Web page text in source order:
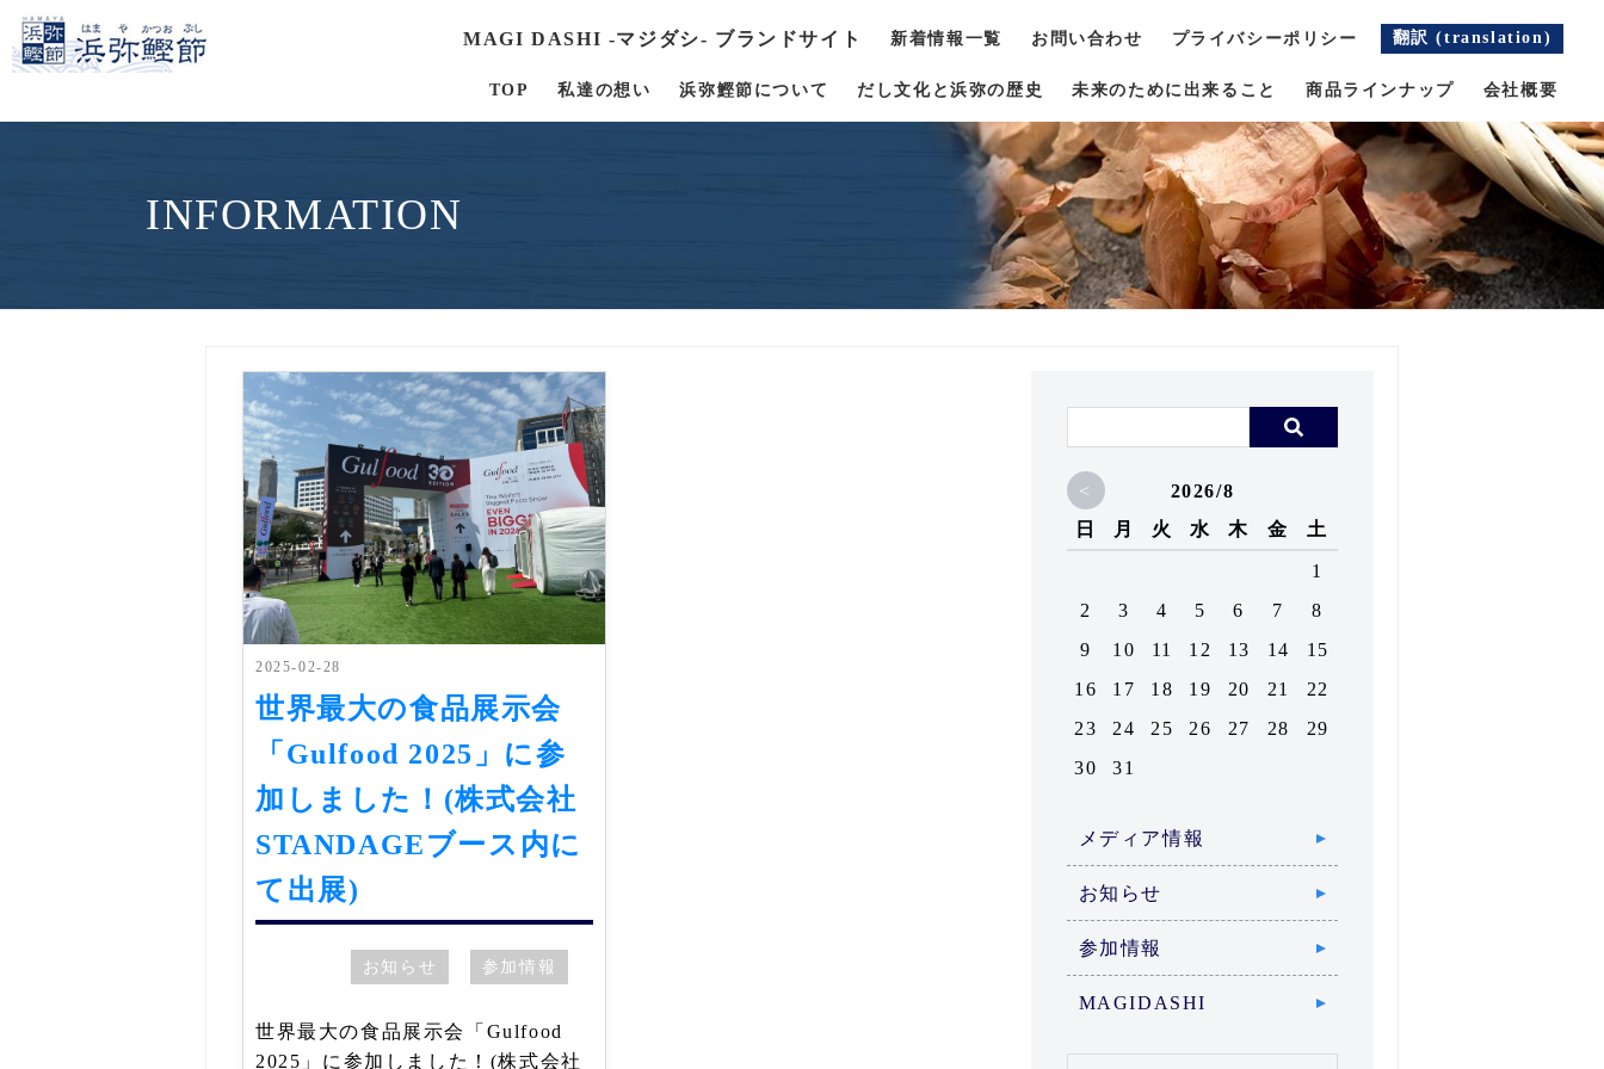
TOP 私達の想い 浜弥鰹節について だし文化と浜弥の歴史 未来のために出来ること 商品ラインナップ 会社概要
MAGI DASHI -マジダシ- ブランドサイト 新着情報一覧 お問い合わせ プライバシーポリシー 翻訳 (translation)
INFORMATION
2025-02-28
世界最大の食品展示会
「Gulfood 2025」に参
加しました！(株式会社
STANDAGEブース内に
て出展)
お知らせ 参加情報
世界最大の食品展示会「Gulfood
2025」に参加しました！(株式会社
<
2026/8
日
月 火 水 木 金 土
1
2
3 4 5 6 7
8
9
10 11 12 13 14
15
16
17 18 19 20 21
22
23
24 25 26 27 28
29
30
31
メディア情報
お知らせ
参加情報
MAGIDASHI